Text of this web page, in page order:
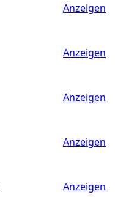
Anzeigen
Anzeigen
Anzeigen
Anzeigen
Anzeigen